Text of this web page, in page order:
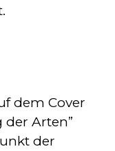
dem Cover
der Arten”
der